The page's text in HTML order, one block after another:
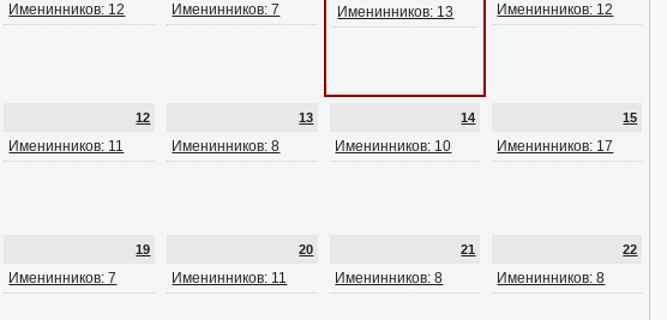
Именинников: 12 Именинников: 7 Именинников: 13 Именинников: 12
12
Именинников: 11
13
Именинников: 8
14
Именинников: 10
15
Именинников: 17
19
Именинников: 7
20
Именинников: 11
21
Именинников: 8
22
Именинников: 8